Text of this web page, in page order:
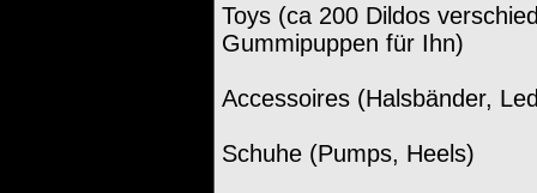
Toys (ca 200 Dildos
Gummipuppen für Ihn)
Accessoires (Halsbänder,
Schuhe (Pumps, Heels)